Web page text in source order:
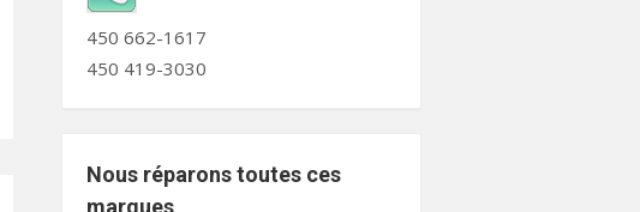
450 662-1617
450 419-3030
Nous réparons toutes ces
marques